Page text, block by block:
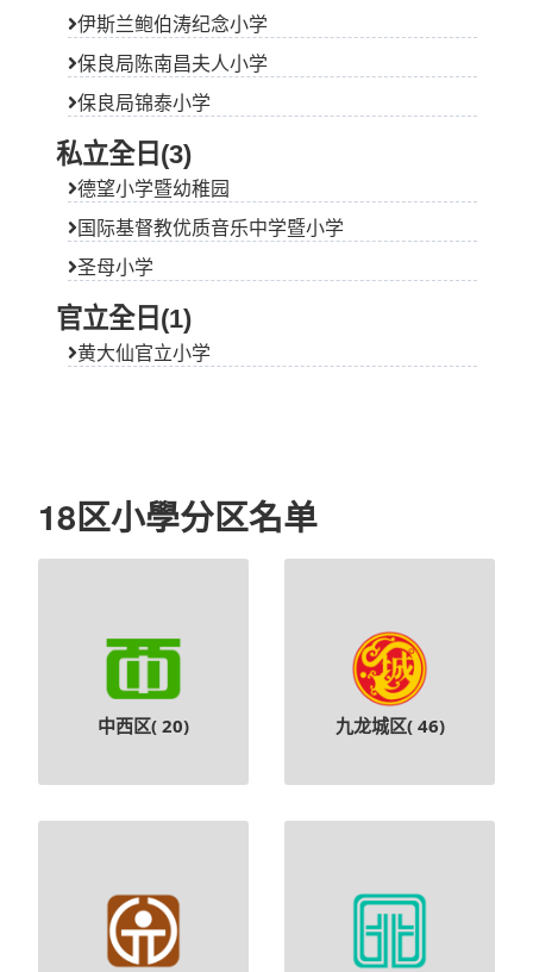
伊斯兰鲍伯涛纪念小学
保良局陈南昌夫人小学
保良局锦泰小学
私立全日(3)
德望小学暨幼稚园
国际基督教优质音乐中学暨小学
圣母小学
官立全日(1)
黄大仙官立小学
18区小學分区名单
中西区( 20) 九龙城区( 46)